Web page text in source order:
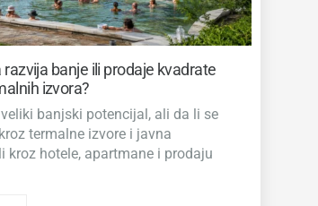
razvija banje ili prodaje kvadrate
izvora?
banjski potencijal, ali da li se
termalne izvore i javna
kroz hotele, apartmane i prodaju